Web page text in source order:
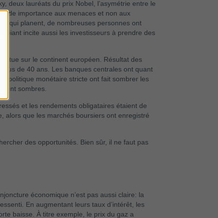
deux lauréats du prix Nobel, l’asymétrie entre le
importance aux menaces et non aux
qui planent, de nombreuses personnes ont
incite aussi les investisseurs à prendre des
sur le continent européen. Résultat des
de 40 ans. Les banques centrales ont quant
politique monétaire stricte ont fait sombrer les
sombres.
et les rendements obligataires étaient de
alors que les marchés boursiers ont enregistré
des opportunités. Bien sûr, il ne faut pas
économique n’est pas aussi claire: la
En augmentant leurs taux d’intérêt, les
baisse. À titre exemple, le prix du gaz a